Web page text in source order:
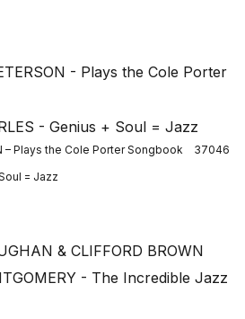
– Plays the Cole Porter Songbook 37046
= Jazz